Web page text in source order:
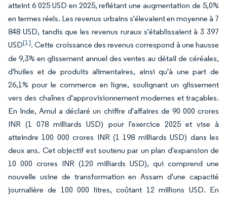
atteint 6 025 USD en 2025, reflétant une augmentation de 5,0%
en termes réels. Les revenus urbains s'élevaient en moyenne à 7
848 USD, tandis que les revenus ruraux s'établissaient à 3 397
USD[1]. Cette croissance des revenus correspond à une hausse
de 9,3% en glissement annuel des ventes au détail de céréales,
d'huiles et de produits alimentaires, ainsi qu'à une part de
26,1% pour le commerce en ligne, soulignant un glissement
vers des chaînes d'approvisionnement modernes et traçables.
En Inde, Amul a déclaré un chiffre d'affaires de 90 000 crores
INR (1 078 milliards USD) pour l'exercice 2025 et vise à
atteindre 100 000 crores INR (1 198 milliards USD) dans les
deux ans. Cet objectif est soutenu par un plan d'expansion de
10 000 crores INR (120 milliards USD), qui comprend une
nouvelle usine de transformation en Assam d'une capacité
journalière de 100 000 litres, coûtant 12 millions USD. En